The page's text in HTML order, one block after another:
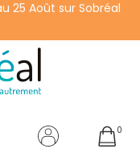
25 Août sur Sobréal
0